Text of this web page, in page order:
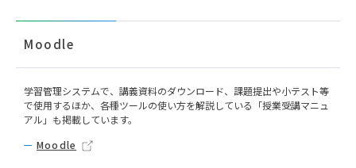
Moodle
学習管理システムで、講義資料のダウンロード、課題提出や小テスト等
で使用するほか、各種ツールの使い方を解説している「授業受講マニュ
アル」も掲載しています。
Moodle